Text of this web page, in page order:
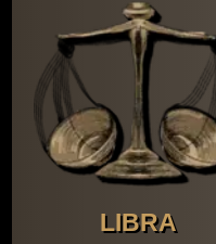
LIBRA